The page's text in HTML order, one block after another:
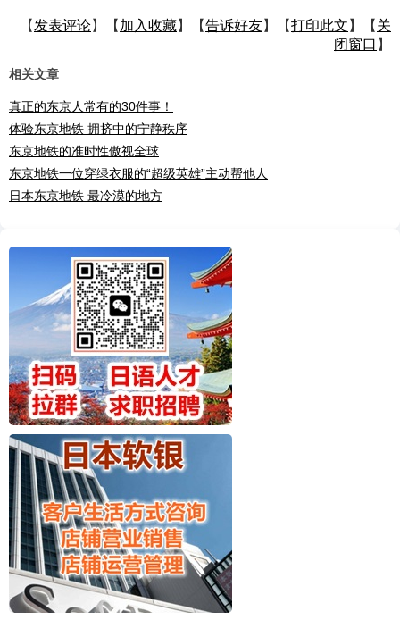
【 发表评论】【 加入收藏】【告诉好友】【打印此文 】【 关
闭窗口 】
相关文章
真正的东京人常有的30件事！
体验东京地铁 拥挤中的宁静秩序
东京地铁的准时性傲视全球
东京地铁一位穿绿衣服的“超级英雄”主动帮他人
日本东京地铁 最冷漠的地方